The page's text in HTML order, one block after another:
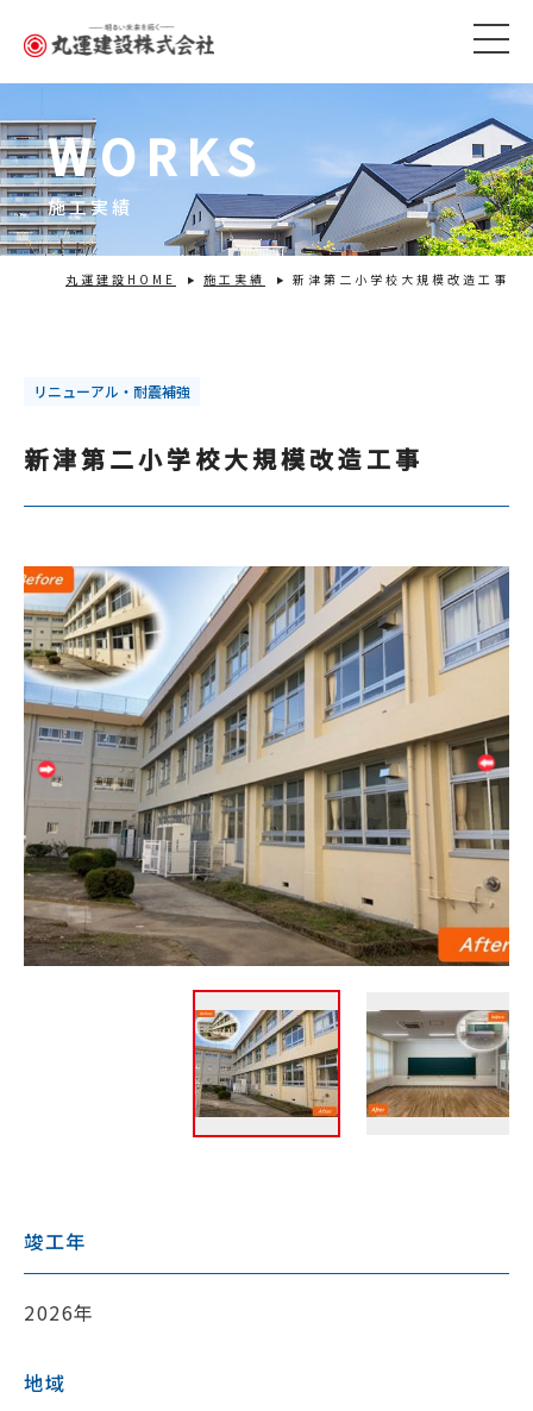
施工実績
WORKS
丸運建設HOME 施工実績 新津第二小学校大規模改造工事
リニューアル・耐震補強
新津第二小学校大規模改造工事
竣工年
2026年
地域